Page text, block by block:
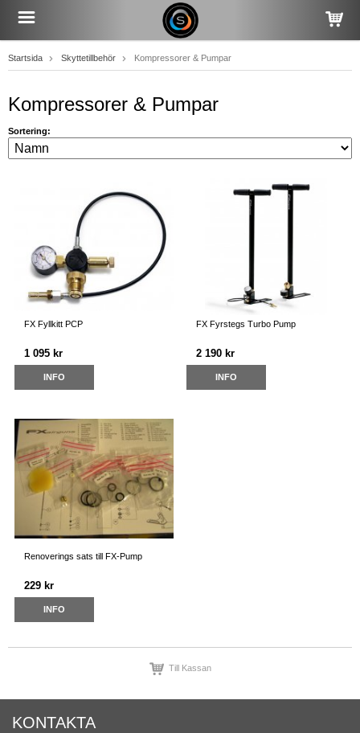
Startsida Skyttetillbehör Kompressorer & Pumpar
Kompressorer & Pumpar
Sortering:
FX Fyllkitt PCP
1 095 kr
INFO
FX Fyrstegs Turbo Pump
2 190 kr
INFO
Renoverings sats till FX-Pump
229 kr
INFO
Till Kassan
KONTAKTA